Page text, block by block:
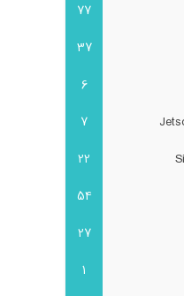
77
37
6
7
22
54
27
1